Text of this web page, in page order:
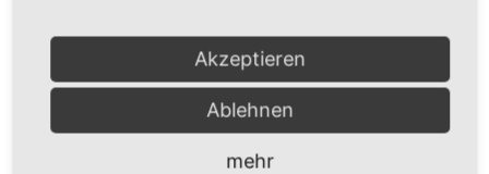
Impressum/AGB
Akzeptieren
Ablehnen
mehr